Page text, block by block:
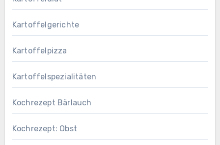
Kartoffelgerichte
Kartoffelpizza
Kartoffelspezialitäten
Kochrezept Bärlauch
Kochrezept: Obst